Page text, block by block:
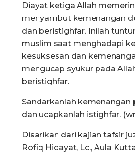
Diayat ketiga Allah
menyambut kemenangan
dan beristighfar. Inilah
muslim saat menghadapi
kesuksesan dan
mengucap syukur pada
beristighfar.
Sandarkanlah kemenangan
dan ucapkanlah istighfar.
Disarikan dari kajian tafsir
Rofiq Hidayat, Lc., Aula